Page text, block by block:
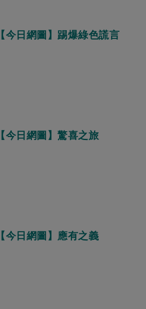
【今日網圖】踢爆綠色謊言
【今日網圖】驚喜之旅
【今日網圖】應有之義